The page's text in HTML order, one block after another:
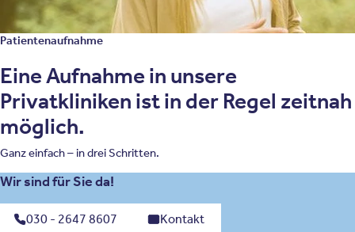
Patientenaufnahme
Eine Aufnahme in unsere
Privatkliniken ist in der Regel zeitnah
möglich.
Ganz einfach – in drei Schritten.
Wir sind für Sie da!
030 - 2647 8607 Kontakt